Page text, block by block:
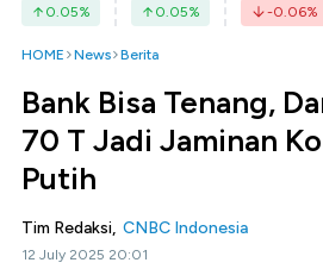
0.05% 0.05% -0.06%
HOME News Berita
Bank Bisa Tenang,
70 T Jadi Jaminan
Putih
Tim Redaksi, CNBC Indonesia
12 July 2025 20:01